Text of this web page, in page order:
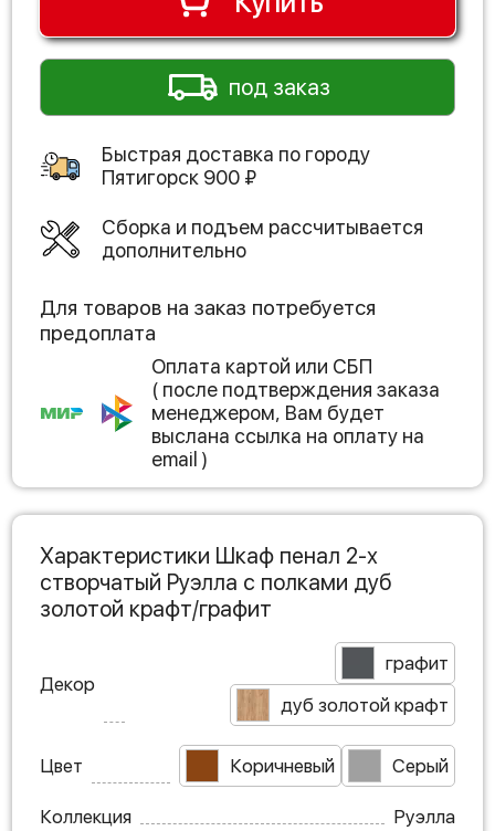
под заказ
Быстрая доставка по городу
Пятигорск 900 ₽
Сборка и подъем рассчитывается
дополнительно
Для товаров на заказ потребуется
предоплата
Оплата картой или СБП
( после подтверждения заказа
менеджером, Вам будет
выслана ссылка на оплату на
email )
Характеристики Шкаф пенал 2-х
створчатый Руэлла с полками дуб
золотой крафт/графит
Декор
графит
дуб золотой крафт
Цвет Коричневый Серый
Коллекция
Руэлла